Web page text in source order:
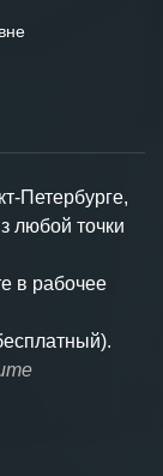
Петербурге,
любой точки
в рабочее